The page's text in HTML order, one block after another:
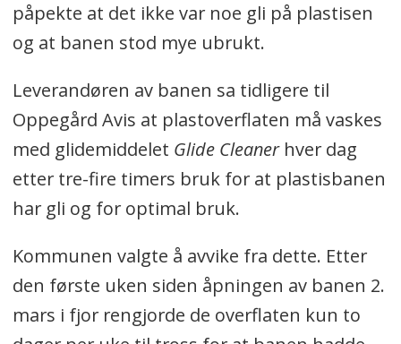
påpekte at det ikke var noe gli på plastisen
og at banen stod mye ubrukt.
Leverandøren av banen sa tidligere til
Oppegård Avis at plastoverflaten må vaskes
med glidemiddelet Glide Cleanerhver dag
etter tre-fire timers bruk for at plastisbanen
har gli og for optimal bruk.
Kommunen valgte å avvike fra dette. Etter
den første uken siden åpningen av banen 2.
mars i fjor rengjorde de overflaten kun to